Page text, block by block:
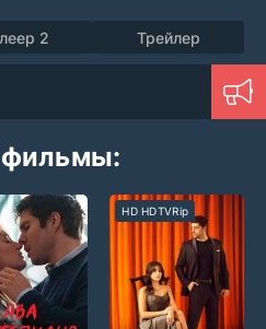
2 Трейлер
HD HDTVRip